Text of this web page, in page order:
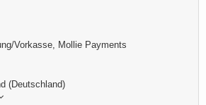
Vorkasse, Mollie Payments
(Deutschland)